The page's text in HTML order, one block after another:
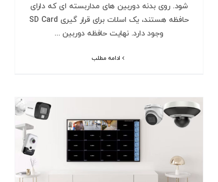
شود. روی بدنه دوربین های مداربسته ای که دارای
حافظه هستند، یک اسلات برای قرار گیری SD Card
وجود دارد. نهایت حافظه دوربین ...
ادامه مطلب